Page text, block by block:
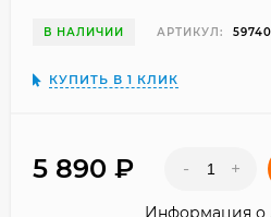
В НАЛИЧИИ АРТИКУЛ:
КУПИТЬ В 1 КЛИК
5 890 - +
Информация о